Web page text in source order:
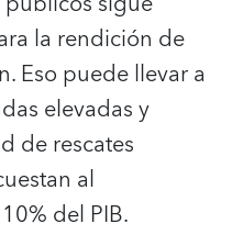
la rendición de
Eso puede llevar a
elevadas y
de rescates
al
del PIB.